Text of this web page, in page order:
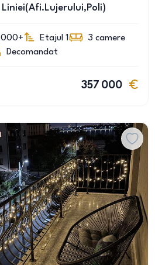
Etajul 1 3 camere
Decomandat
357 000